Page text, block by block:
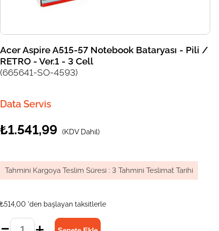
Acer Aspire A515-57 Notebook Bataryası - Pili /
RETRO - Ver.1 - 3 Cell
(665641-SO-4593)
Data Servis
₺1.541,99 (KDV Dahil)
Tahmini Kargoya Teslim Süresi : 3 Tahmini Teslimat Tarihi
₺514,00 'den başlayan taksitlerle